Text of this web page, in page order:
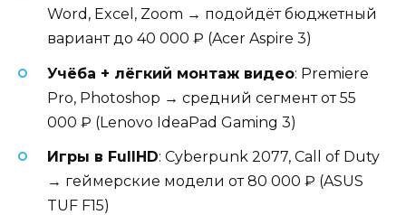
Word, Excel, Zoom → подойдёт бюджетный
вариант до 40 000 ₽ (Acer Aspire 3)
Учёба + лёгкий монтаж видео: Premiere
Pro, Photoshop → средний сегмент от 55
000 ₽ (Lenovo IdeaPad Gaming 3)
Игры в FullHD: Cyberpunk 2077, Call of Duty
→ геймерские модели от 80 000 ₽ (ASUS
TUF F15)